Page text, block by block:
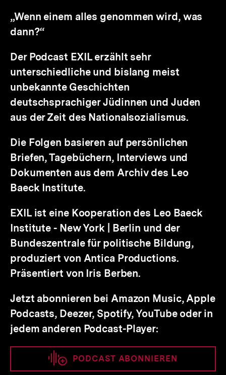
„Wenn einem alles genommen wird, was
dann?“
Der Podcast EXIL erzählt sehr
unterschiedliche und bislang meist
unbekannte Geschichten
deutschsprachiger Jüdinnen und Juden
aus der Zeit des Nationalsozialismus.
Die Folgen basieren auf persönlichen
Briefen, Tagebüchern, Interviews und
Dokumenten aus dem Archiv des Leo
Baeck Institute.
EXIL ist eine Kooperation des Leo Baeck
Institute - New York | Berlin und der
Bundeszentrale für politische Bildung,
produziert von Antica Productions.
Präsentiert von Iris Berben.
Jetzt abonnieren bei Amazon Music, Apple
Podcasts, Deezer, Spotify, YouTube oder in
jedem anderen Podcast-Player:
PODCAST ABONNIEREN